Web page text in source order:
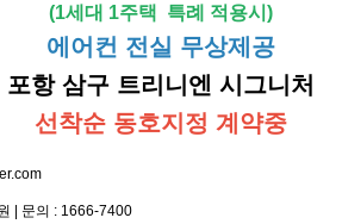
(1세대 1주택 특례 적용시)
에어컨 전실 무상제공
포항 삼구 트리니엔 시그니처
선착순 동호지정 계약중
| 문의 : 1666-7400